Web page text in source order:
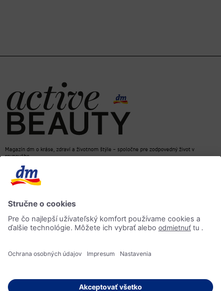
Magazín dm o kráse, zdraví a životnom štýle – spoločne pre zodpovedný život v
rovnováhe